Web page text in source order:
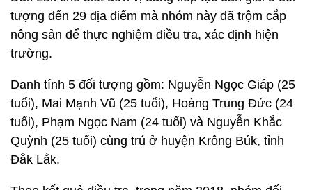
tượng đến 29 địa điểm mà nhóm này đã trộm cắp
nông sản để thực nghiệm điều tra, xác định hiện
trường.
Danh tính 5 đối tượng gồm: Nguyễn Ngọc Giáp (25
tuổi), Mai Mạnh Vũ (25 tuổi), Hoàng Trung Đức (24
tuổi), Phạm Ngọc Nam (24 tuổi) và Nguyễn Khắc
Quỳnh (25 tuổi) cùng trú ở huyện Krông Búk, tỉnh
Đắk Lắk.